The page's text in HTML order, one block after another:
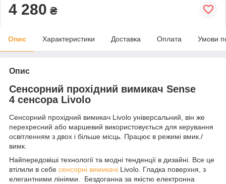
4 280 ₴
Опис Характеристики Доставка Оплата Умови
Опис
Сенсорний прохідний вимикач Sense
4 сенсора Livolo
Сенсорний прохідний вимикач Livolo універсальний, він же
перехресний або маршевий використовується для керування
освітленням з двох і більше місць. Працює в режимі вмик./
вимк.
Найпередовіші технології та модні тенденції в дизайні. Все це
втілили в себе сенсорні вимикачі Livolo. Гладка поверхня, з
елегантними лініями. Бездоганна за якістю електронна